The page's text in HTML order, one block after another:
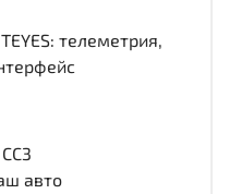
телеметрия,
авто